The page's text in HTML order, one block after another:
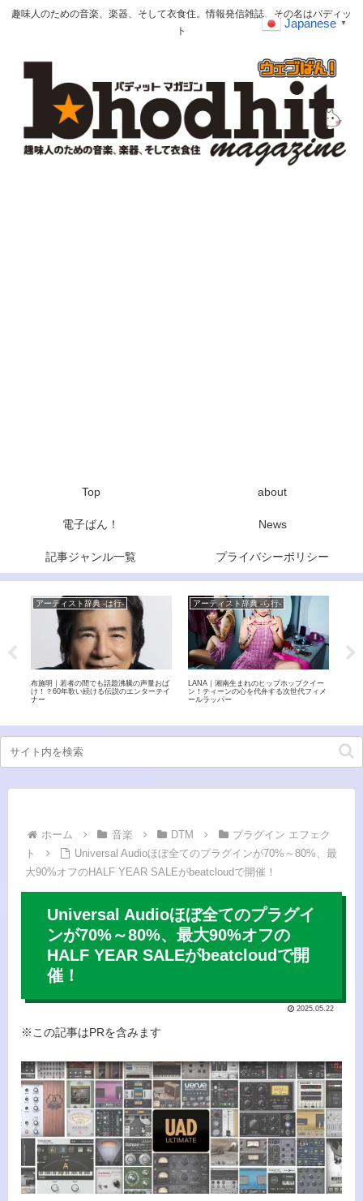
趣味人のための音楽、楽器、そして衣食住。情報発信雑誌、その名はバディッ
ト
Top about
電子ばん！ News
記事ジャンル一覧 プライバシーポリシー
アーティスト辞典 -は行-
布施明｜若者の間でも話題沸騰の声量おば
け！？60年歌い続ける伝説のエンターテイ
ナー
アーティスト辞典 -ら行-
LANA｜湘南生まれのヒップホップクイー
ン！ティーンの心を代弁する次世代フィメ
ールラッパー
ホーム 音楽 DTM
プラグイン エフェク
ト
Universal Audioほぼ全てのプラグインが70%～80%、最
大90%オフのHALF YEAR SALEがbeatcloudで開催！
Universal Audioほぼ全てのプラグイ
ンが70%～80%、最大90%オフの
HALF YEAR SALEがbeatcloudで開
催！
2025.05.22
※この記事はPRを含みます
Japanese ▼